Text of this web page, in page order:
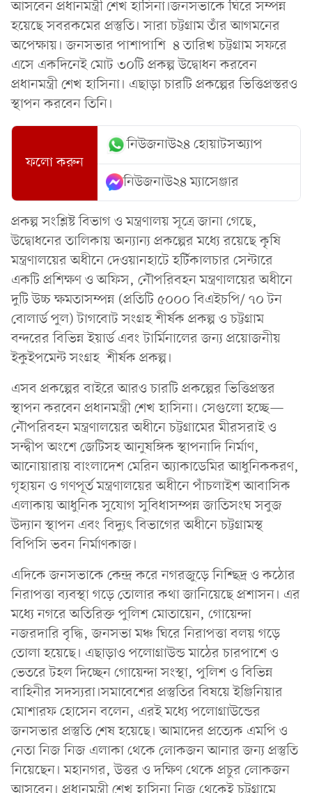
আসবেন প্রধানমন্ত্রী শেখ হাসিনা।জনসভাকে ঘিরে সম্পন্ন
হয়েছে সবরকমের প্রস্তুতি। সারা চট্টগ্রাম তাঁর আগমনের
অপেক্ষায়। জনসভার পাশাপাশি ৪ তারিখ চট্টগ্রাম সফরে
এসে একদিনেই মোট ৩০টি প্রকল্প উদ্বোধন করবেন
প্রধানমন্ত্রী শেখ হাসিনা। এছাড়া চারটি প্রকল্পের ভিত্তিপ্রস্তরও
স্থাপন করবেন তিনি।
ফলো করুন
নিউজনাউ২৪ হোয়াটসঅ্যাপ
নিউজনাউ২৪ ম্যাসেঞ্জার
প্রকল্প সংশ্লিষ্ট বিভাগ ও মন্ত্রণালয় সূত্রে জানা গেছে,
উদ্বোধনের তালিকায় অন্যান্য প্রকল্পের মধ্যে রয়েছে কৃষি
মন্ত্রণালয়ের অধীনে দেওয়ানহাটে হর্টিকালচার সেন্টারে
একটি প্রশিক্ষণ ও অফিস, নৌপরিবহন মন্ত্রণালয়ের অধীনে
দুটি উচ্চ ক্ষমতাসম্পন্ন (প্রতিটি ৫০০০ বিএইচপি/ ৭০ টন
বোলার্ড পুল) টাগবোট সংগ্রহ শীর্ষক প্রকল্প ও চট্টগ্রাম
বন্দরের বিভিন্ন ইয়ার্ড এবং টার্মিনালের জন্য প্রয়োজনীয়
ইকুইপমেন্ট সংগ্রহ শীর্ষক প্রকল্প।
এসব প্রকল্পের বাইরে আরও চারটি প্রকল্পের ভিত্তিপ্রস্তর
স্থাপন করবেন প্রধানমন্ত্রী শেখ হাসিনা। সেগুলো হচ্ছে—
নৌপরিবহন মন্ত্রণালয়ের অধীনে চট্টগ্রামের মীরসরাই ও
সন্দ্বীপ অংশে জেটিসহ আনুষঙ্গিক স্থাপনাদি নির্মাণ,
আনোয়ারায় বাংলাদেশ মেরিন অ্যাকাডেমির আধুনিককরণ,
গৃহায়ন ও গণপূর্ত মন্ত্রণালয়ের অধীনে পাঁচলাইশ আবাসিক
এলাকায় আধুনিক সুযোগ সুবিধাসম্পন্ন জাতিসংঘ সবুজ
উদ্যান স্থাপন এবং বিদ্যুৎ বিভাগের অধীনে চট্টগ্রামস্থ
বিপিসি ভবন নির্মাণকাজ।
এদিকে জনসভাকে কেন্দ্র করে নগরজুড়ে নিশ্ছিদ্র ও কঠোর
নিরাপত্তা ব্যবস্থা গড়ে তোলার কথা জানিয়েছে প্রশাসন। এর
মধ্যে নগরে অতিরিক্ত পুলিশ মোতায়েন, গোয়েন্দা
নজরদারি বৃদ্ধি, জনসভা মঞ্চ ঘিরে নিরাপত্তা বলয় গড়ে
তোলা হয়েছে। এছাড়াও পলোগ্রাউন্ড মাঠের চারপাশে ও
ভেতরে টহল দিচ্ছেন গোয়েন্দা সংস্থা, পুলিশ ও বিভিন্ন
বাহিনীর সদস্যরা।সমাবেশের প্রস্তুতির বিষয়ে ইঞ্জিনিয়ার
মোশারফ হোসেন বলেন, এরই মধ্যে পলোগ্রাউন্ডের
জনসভার প্রস্তুতি শেষ হয়েছে। আমাদের প্রত্যেক এমপি ও
নেতা নিজ নিজ এলাকা থেকে লোকজন আনার জন্য প্রস্তুতি
নিয়েছেন। মহানগর, উত্তর ও দক্ষিণ থেকে প্রচুর লোকজন